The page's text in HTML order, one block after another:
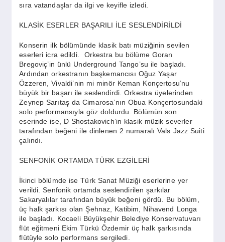
sıra vatandaşlar da ilgi ve keyifle izledi.
KLASİK ESERLER BAŞARILI İLE SESLENDİRİLDİ
Konserin ilk bölümünde klasik batı müziğinin sevilen
eserleri icra edildi. Orkestra bu bölüme Goran
Bregoviç’in ünlü Underground Tango’su ile başladı.
Ardından orkestranın başkemancısı Oğuz Yaşar
Özzeren, Vivaldi’nin mi minör Keman Konçertosu’nu
büyük bir başarı ile seslendirdi. Orkestra üyelerinden
Zeynep Sarıtaş da Cimarosa’nın Obua Konçertosundaki
solo performansıyla göz doldurdu. Bölümün son
eserinde ise, D Shostakovich’in klasik müzik severler
tarafından beğeni ile dinlenen 2 numaralı Vals Jazz Suiti
çalındı.
SENFONİK ORTAMDA TÜRK EZGİLERİ
İkinci bölümde ise Türk Sanat Müziği eserlerine yer
verildi. Senfonik ortamda seslendirilen şarkılar
Sakaryalılar tarafından büyük beğeni gördü. Bu bölüm,
üç halk şarkısı olan Şehnaz, Katibim, Nihavend Longa
ile başladı. Kocaeli Büyükşehir Belediye Konservatuvarı
flüt eğitmeni Ekim Türkü Özdemir üç halk şarkısında
flütüyle solo performans sergiledi.